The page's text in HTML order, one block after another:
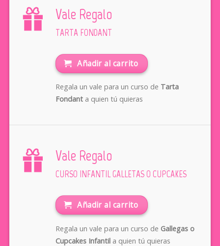
Vale Regalo
TARTA FONDANT
Añadir al carrito
Regala un vale para un curso de Tarta
Fondanta quien tú quieras
Vale Regalo
CURSO INFANTIL GALLETAS O CUPCAKES
Añadir al carrito
Regala un vale para un curso de Gallegas o
Cupcakes Infantila quien tú quieras